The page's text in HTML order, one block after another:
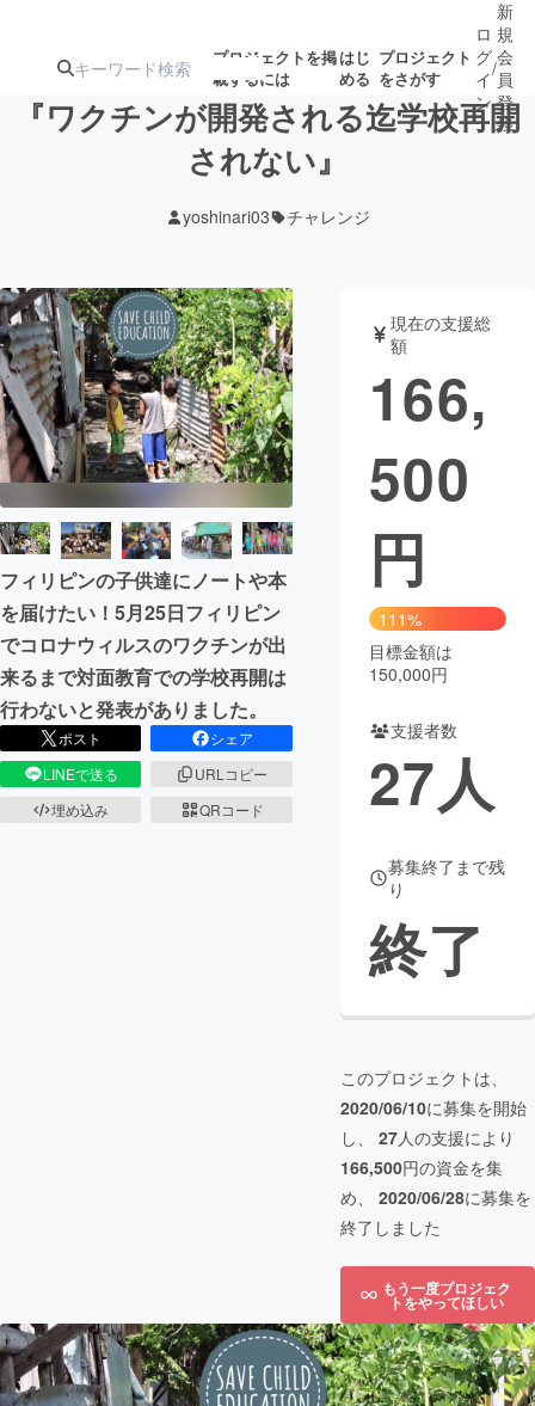
プロジェクトを掲
載するには
はじ
める
プロジェクト
をさがす
ジェクト
ロジェクト
アート・写真 音楽
テクノロジー・ガジェット ゲーム・サ
映像・映画
ビジネス・起業
まちづくり・地域活性化
CAMPFIRE for Social Good
CAMPFIRE Creation
CAMPFIREふるさと納税machi-ya コミュニティ
ロ
グ
イ
ン
/
新
規
会
員
登
録
『ワクチンが開発される迄学校再開
されない』
yoshinari03 チャレンジ
フィリピンの子供達にノートや本
を届けたい！5月25日フィリピン
でコロナウィルスのワクチンが出
来るまで対面教育での学校再開は
行わないと発表がありました。
ポスト
シェア
LINEで送る
URLコピー
埋め込み
QRコード
現在の支援総
額
166,
500
円
111%
目標金額は
150,000円
支援者数
27人
募集終了まで残
り
終了
このプロジェクトは、
2020/06/10に募集を開始
し、 27人の支援により
166,500円の資金を集
め、 2020/06/28に募集を
終了しました
もう一度プロジェク
トをやってほしい